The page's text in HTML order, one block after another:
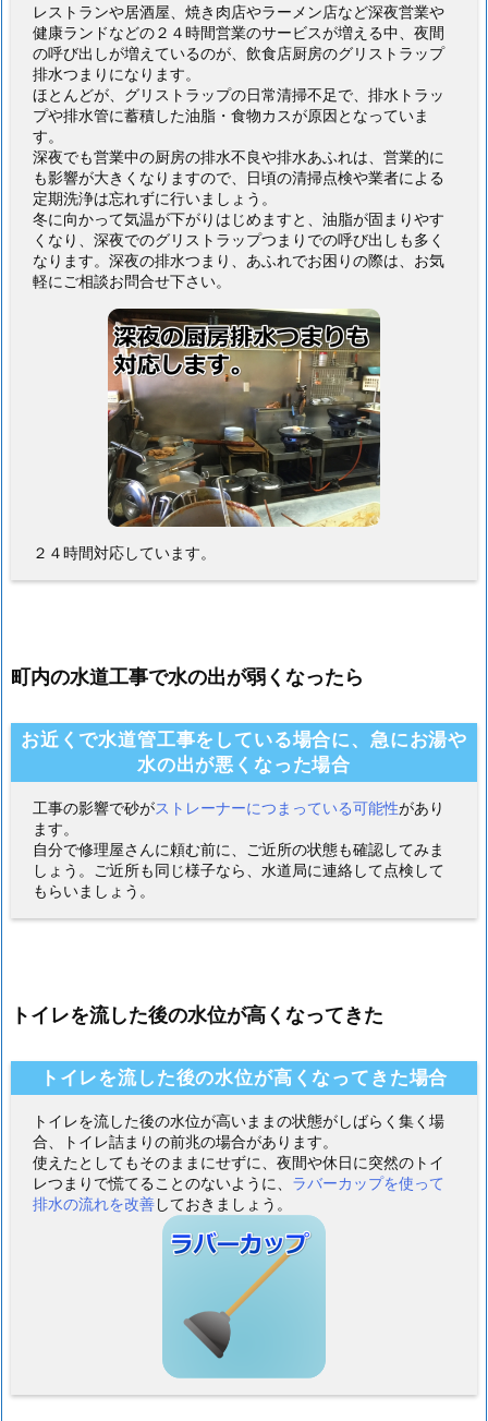
レストランや居酒屋、焼き肉店やラーメン店など深夜営業や
健康ランドなどの２４時間営業のサービスが増える中、夜間
の呼び出しが増えているのが、飲食店厨房のグリストラップ
排水つまりになります。
ほとんどが、グリストラップの日常清掃不足で、排水トラッ
プや排水管に蓄積した油脂・食物カスが原因となっていま
す。
深夜でも営業中の厨房の排水不良や排水あふれは、営業的に
も影響が大きくなりますので、日頃の清掃点検や業者による
定期洗浄は忘れずに行いましょう。
冬に向かって気温が下がりはじめますと、油脂が固まりやす
くなり、深夜でのグリストラップつまりでの呼び出しも多く
なります。深夜の排水つまり、あふれでお困りの際は、お気
軽にご相談お問合せ下さい。
２４時間対応しています。
町内の水道工事で水の出が弱くなったら
お近くで水道管工事をしている場合に、急にお湯や
水の出が悪くなった場合
工事の影響で砂がストレーナーにつまっている可能性があり
ます。
自分で修理屋さんに頼む前に、ご近所の状態も確認してみま
しょう。ご近所も同じ様子なら、水道局に連絡して点検して
もらいましょう。
トイレを流した後の水位が高くなってきた
トイレを流した後の水位が高くなってきた場合
トイレを流した後の水位が高いままの状態がしばらく集く場
合、トイレ詰まりの前兆の場合があります。
使えたとしてもそのままにせずに、夜間や休日に突然のトイ
レつまりで慌てることのないように、 ラバーカップを使って
排水の流れを改善しておきましょう。